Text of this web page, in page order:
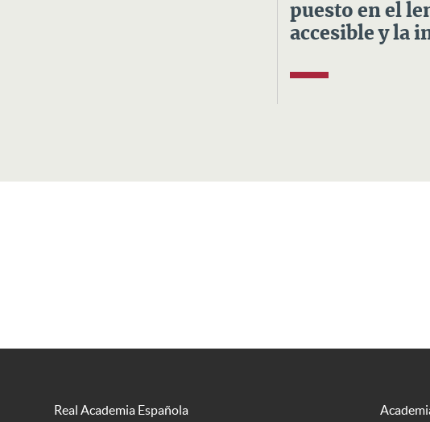
puesto en el
accesible y la
Real Academia Española